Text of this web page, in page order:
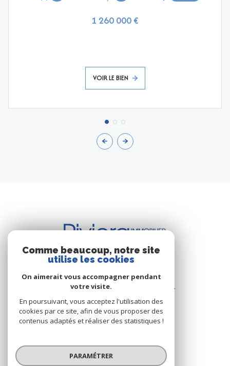
1 260 000 €
VOIR LE BIEN
BUREAU DE CAVALAIRE
Les Résidence du Port - Rue du Port
83240 Cavalaire-sur-Mer
+33.(0)4.94.64.66.53
+33.(0)6.03.00.02.28
riviera.immobilier@wanadoo.fr
Comme beaucoup, notre site
utilise les cookies
On aimerait vous accompagner pendant
votre visite.
En poursuivant, vous acceptez l'utilisation des
cookies par ce site, afin de vous proposer des
contenus adaptés et réaliser des statistiques !
PARAMÉTRER